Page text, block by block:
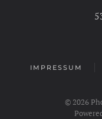
IMPRESSUM
© 2026